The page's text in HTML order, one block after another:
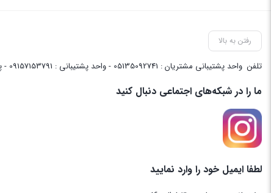
رفتن به بالا
تلفن واحد پشتیبانی مشتریان : 05135092741 - واحد پشتیبانی : 09157153791 - پشتیبانی واحد فنی سایت : 09058048656
ما را در شبکه‌های اجتماعی دنبال کنید
لطفا ایمیل خود را وارد نمایید